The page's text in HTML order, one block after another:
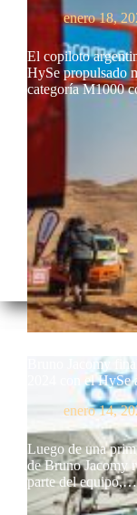
enero 18,
El copiloto
HySe propulsado
categoría M1000
Bruno Jacomy
2024 con el
enero 14,
Luego de una
de Bruno Jacomy
parte del equipo,…